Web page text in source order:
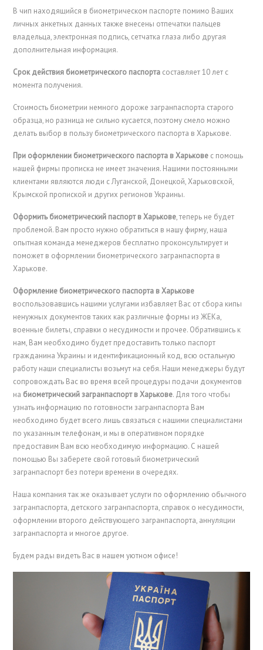
В чип находящийся в биометрическом паспорте помимо Ваших
личных анкетных данных также внесены отпечатки пальцев
владельца, электронная подпись, сетчатка глаза либо другая
дополнительная информация.
Срок действия биометрического паспорта составляет 10 лет с
момента получения.
Стоимость биометрии немного дороже загранпаспорта старого
образца, но разница не сильно кусается, поэтому смело можно
делать выбор в пользу биометрического паспорта в Харькове.
При оформлении биометрического паспорта в Харькове с помощь
нашей фирмы прописка не имеет значения. Нашими постоянными
клиентами являются люди с Луганской, Донецкой, Харьковской,
Крымской пропиской и других регионов Украины.
Оформить биометрический паспорт в Харькове, теперь не будет
проблемой. Вам просто нужно обратиться в нашу фирму, наша
опытная команда менеджеров бесплатно проконсультирует и
поможет в оформлении биометрического загранпаспорта в
Харькове.
Оформление биометрического паспорта в Харькове
воспользовавшись нашими услугами избавляет Вас от сбора кипы
ненужных документов таких как различные формы из ЖЕКа,
военные билеты, справки о несудимости и прочее. Обратившись к
нам, Вам необходимо будет предоставить только паспорт
гражданина Украины и идентификационный код, всю остальную
работу наши специалисты возьмут на себя. Наши менеджеры будут
сопровождать Вас во время всей процедуры подачи документов
на биометрический загранпаспорт в Харькове. Для того чтобы
узнать информацию по готовности загранпаспорта Вам
необходимо будет всего лишь связаться с нашими специалистами
по указанным телефонам, и мы в оперативном порядке
предоставим Вам всю необходимую информацию. С нашей
помощью Вы заберете свой готовый биометрический
загранпаспорт без потери времени в очередях.
Наша компания так же оказывает услуги по оформлению обычного
загранпаспорта, детского загранпаспорта, справок о несудимости,
оформлении второго действующего загранпаспорта, аннуляции
загранпаспорта и многое другое.
Будем рады видеть Вас в нашем уютном офисе!